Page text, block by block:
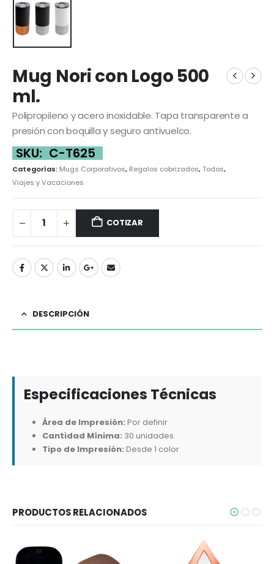
Mug Nori con Logo 500
ml.
Polipropileno y acero inoxidable. Tapa transparente a
presión con boquilla y seguro antivuelco.
SKU: C-T625
Categorías: Mugs Corporativos, Regalos cobrizados,Todos,
Viajes y Vacaciones
COTIZAR
DESCRIPCIÓN
Especificaciones Técnicas
Área de Impresión: Por definir
Cantidad Mínima: 30 unidades.
Tipo de Impresión: Desde 1 color
PRODUCTOS RELACIONADOS